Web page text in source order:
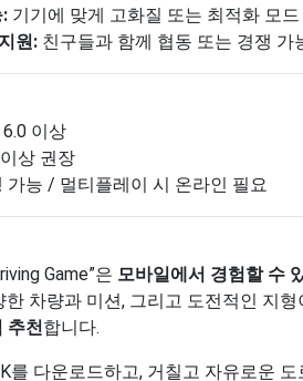
기기에 맞게 고화질 또는 최적화 모
원: 친구들과 함께 협동 또는 경쟁 가
이상
상 권장
가능 / 멀티플레이 시 온라인 필요
Game”은 모바일에서 경험할 수
한 차량과 미션, 그리고 도전적인 지
추천합니다.
를 다운로드하고, 거칠고 자유로운